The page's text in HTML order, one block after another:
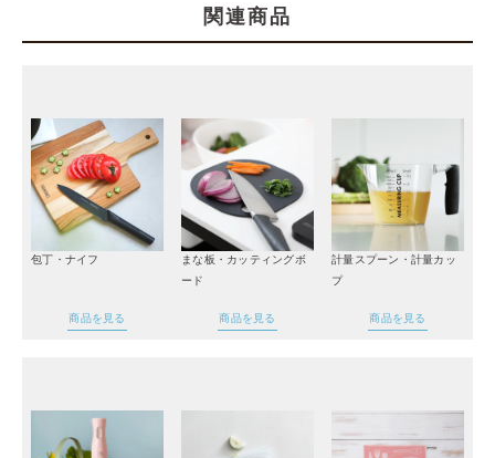
関連商品
包丁・ナイフ
商品を見る
まな板・カッティングボ
ード
商品を見る
計量スプーン・計量カッ
プ
商品を見る